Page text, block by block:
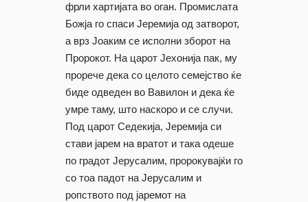
фрли хартијата во оган. Промислата
Божја го спаси Јеремија од затворот,
а врз Јоаким се исполни зборот на
Пророкот. На царот Јехонија пак, му
прорече дека со целото семејство ќе
биде одведен во Вавилон и дека ќе
умре таму, што наскоро и се случи.
Под царот Седекија, Јеремија си
стави јарем на вратот и така одеше
по градот Јерусалим, пророкувајќи го
со тоа падот на Јерусалим и
ропството под јаремот на